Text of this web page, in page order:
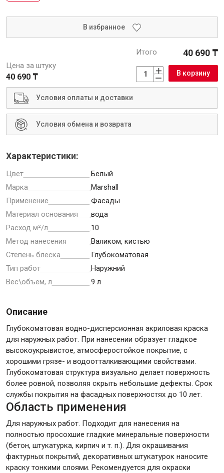
В избранное
Цена за штуку
40 690 ₸
Итого 40 690 ₸
В корзину
Условия оплаты и доставки
Условия обмена и возврата
Характеристики:
Цвет
Белый
Марка
Marshall
Применение
Фасады
Материал основания
вода
Расход м²/л
10
Метод нанесения
Валиком, кистью
Степень блеска
Глубокоматовая
Тип работ
Наружний
Вес\объем, л
9 л
Описание
Глубокоматовая водно-дисперсионная акриловая краска
для наружных работ. При нанесении образует гладкое
высокоукрывистое, атмосферостойкое покрытие, с
хорошими грязе- и водоотталкивающими свойствами.
Глубокоматовая структура визуально делает поверхность
более ровной, позволяя скрыть небольшие дефекты. Срок
службы покрытия на фасадных поверхностях до 10 лет.
Область применения
Для наружных работ. Подходит для нанесения на
полностью просохшие гладкие минеральные поверхности
(бетон, штукатурка, кирпич и т. п.). Для окрашивания
фактурных покрытий, декоративных штукатурок наносите
краску тонкими слоями. Рекомендуется для окраски
Водоснабжение и водоотведение
Электро-оборудование
Инструменты
Специализированный инструмент
Инструмент для штукатурно-отделочных работ
Ещё 2
Сантехника
Крепежи
Анкеры
Монтажные ленты
Канаты, шнуры
Всё для дома и сада